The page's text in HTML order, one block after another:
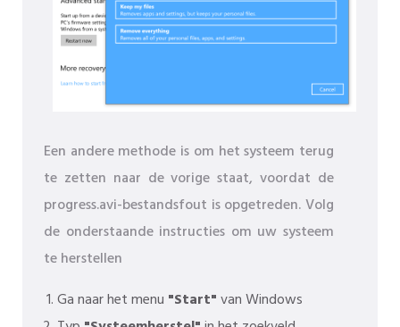
Een andere methode is om het systeem terug
te zetten naar de vorige staat, voordat de
progress.avi-bestandsfout is opgetreden. Volg
de onderstaande instructies om uw systeem
te herstellen
Ga naar het menu "Start"van Windows